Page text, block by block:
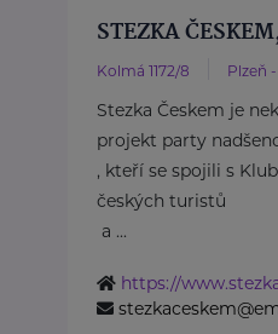
STEZKA
Kolmá 1172/8 Plzeň
Stezka Českem je
projekt party
, kteří se spojili s
českých turistů
a ...
https://